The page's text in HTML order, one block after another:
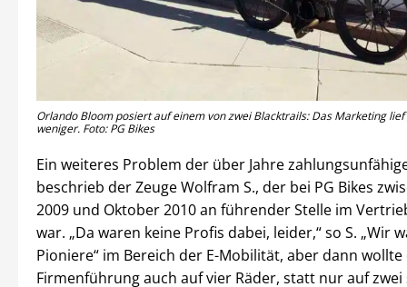
Orlando Bloom posiert auf einem von zwei Blacktrails: Das Marketing
weniger. Foto: PG Bikes
Ein weiteres Problem der über Jahre
beschrieb der Zeuge Wolfram S., der bei PG Bikes
2009 und Oktober 2010 an führender Stelle im
war. „Da waren keine Profis dabei, leider,“ so S. „Wir
Pioniere“ im Bereich der E-Mobilität, aber dann wollte
Firmenführung auch auf vier Räder, statt nur auf zwei